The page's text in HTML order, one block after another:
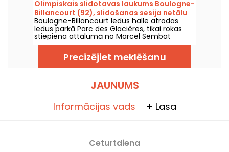
Šeit ir šīs vasaras 2026. gada programma!
Olimpiskais slidotavas laukums Boulogne-
Billancourt (92), slidošanas sesija netālu
no Parīzes.
Boulogne-Billancourt ledus halle atrodas
ledus parkā Parc des Glacières, tikai rokas
stiepiena attālumā no Marcel Sembat
metro stacijas (9. līnija uz Pont de Sèvres).
Tā ir ģimenēm draudzīga, sportiska un
svētku programma, un tā ir īstā vieta, kur
doties uz slidotavu, ja vēlaties slidot Bulonē:
Precizējiet meklēšanu
JAUNUMS
Informācijas vads + Lasa
Ceturtdiena